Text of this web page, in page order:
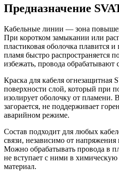
Предназначение
Кабельные линии — зона
При коротком замыкании или
пластиковая оболочка плавится
пламя быстро распространяется
избежать, провода обрабатывают
Краска для кабеля огнезащитная
поверхности слой, который при
изолирует оболочку от пламени.
загорается, не поддерживает
аварийном режиме.
Состав подходит для любых
связи, независимо от
Можно обрабатывать провода в
не вступает с ними в
материал.